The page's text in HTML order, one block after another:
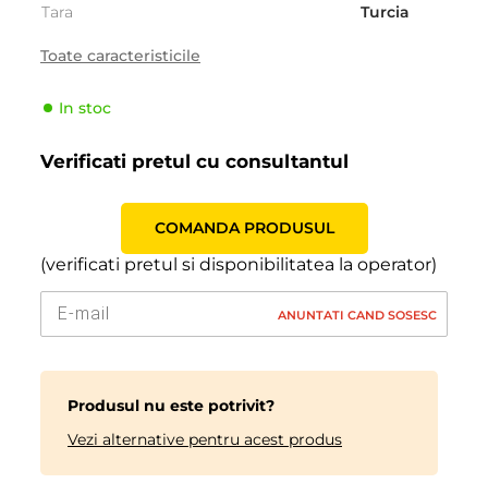
Tara
Turcia
Sezonalitate
Producator
Toate caracteristicile
In stoc
Verificati pretul cu consultantul
COMANDA PRODUSUL
(verificati pretul si disponibilitatea la operator)
ANUNTATI CAND SOSESC
Produsul nu este potrivit?
Vezi alternative pentru acest produs